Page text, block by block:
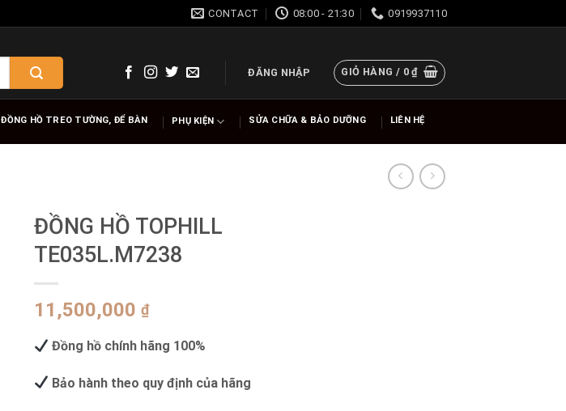
CONTACT 08:00 - 21:30 0919937110
ĐĂNG NHẬP GIỎ HÀNG / 0₫
ĐỒNG HỒ TREO TƯỜNG, ĐỂ BÀN PHỤ KIỆN SỬA CHỮA & BẢO DƯỠNG LIÊN HỆ
ĐỒNG HỒ TOPHILL
TE035L.M7238
11,500,000 ₫
Đồng hồ chính hãng 100%
Bảo hành theo quy định của hãng